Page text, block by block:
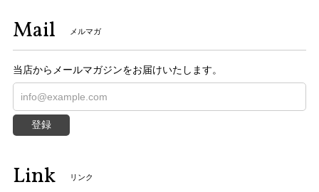
Mail メルマガ
当店からメールマガジンをお届けいたします。
登録
Link リンク